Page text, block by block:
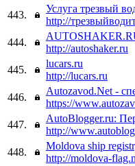
443.
Услуга трезвый
http://
444.
http://autoshaker.ru
445.
lucars.ru
http://lucars.ru
446.
Autozavod.Net -
https://
447.
AutoBlogger.ru:
http://
448.
Moldova ship
http://moldova-